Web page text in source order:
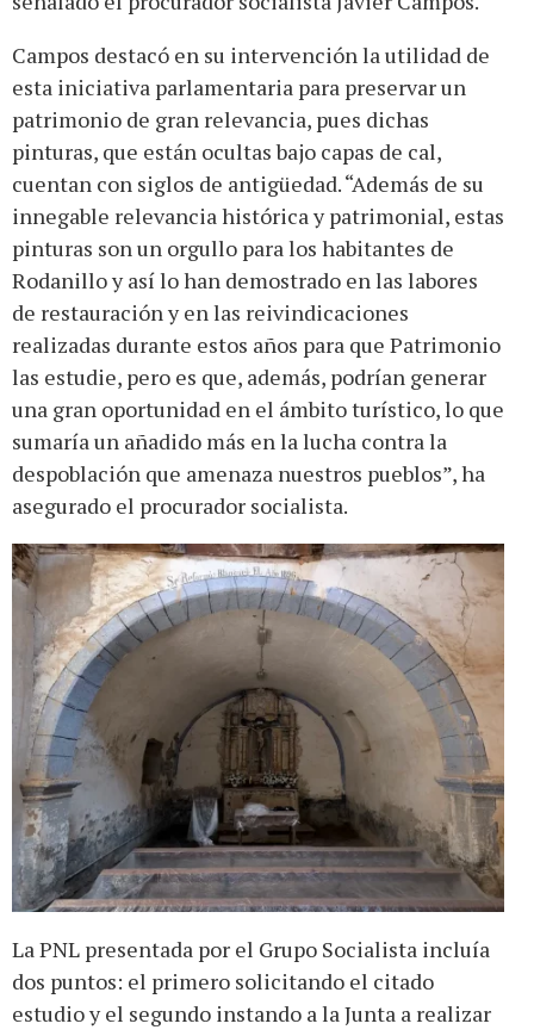
Campos destacó en su intervención la utilidad de
esta iniciativa parlamentaria para preservar un
patrimonio de gran relevancia, pues dichas
pinturas, que están ocultas bajo capas de cal,
cuentan con siglos de antigüedad. “Además de su
innegable relevancia histórica y patrimonial, estas
pinturas son un orgullo para los habitantes de
Rodanillo y así lo han demostrado en las labores
de restauración y en las reivindicaciones
realizadas durante estos años para que Patrimonio
las estudie, pero es que, además, podrían generar
una gran oportunidad en el ámbito turístico, lo que
sumaría un añadido más en la lucha contra la
despoblación que amenaza nuestros pueblos”, ha
asegurado el procurador socialista.
La PNL presentada por el Grupo Socialista incluía
dos puntos: el primero solicitando el citado
estudio y el segundo instando a la Junta a realizar